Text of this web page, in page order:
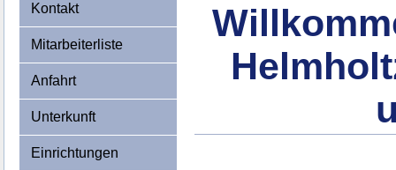
Kontakt
Mitarbeiterliste
Anfahrt
Unterkunft
Einrichtungen